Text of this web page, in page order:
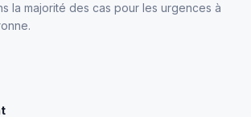
la majorité des cas pour les urgences à